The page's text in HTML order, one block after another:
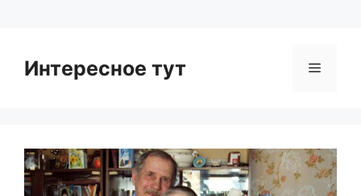
Интересное тут Menu